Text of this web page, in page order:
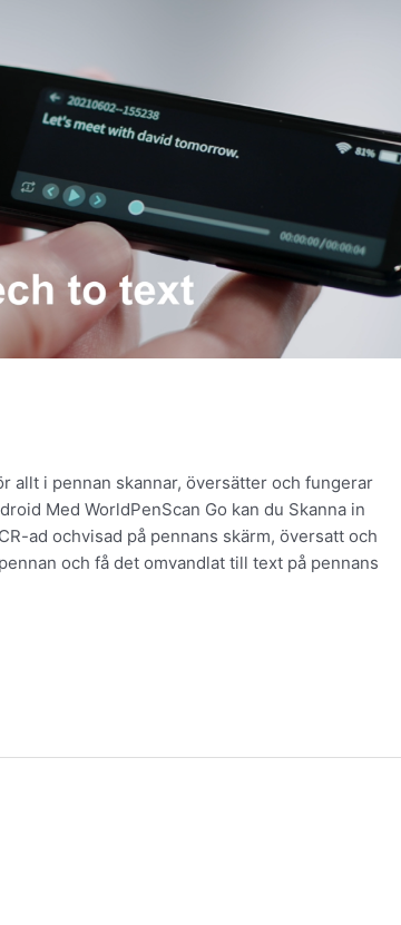
allt i pennan skannar, översätter och fungerar
Med WorldPenScan Go kan du Skanna in
ad ochvisad på pennans skärm, översatt och
och få det omvandlat till text på pennans